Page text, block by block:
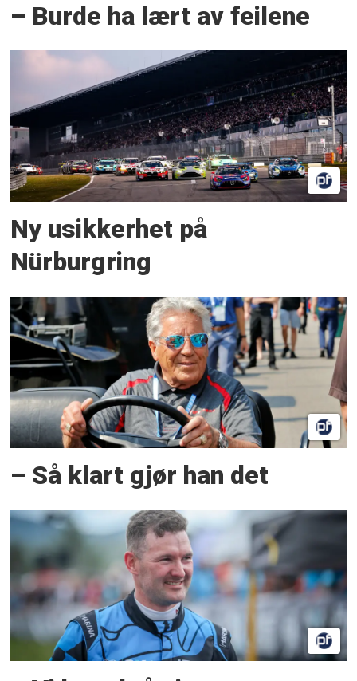
– Burde ha lært av feilene
Ny usikkerhet på
Nürburgring
– Så klart gjør han det